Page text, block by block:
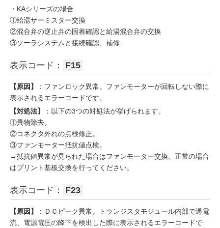
・KAシリーズの場合
①給湯サーミスター交換
②混合弁の逆止弁の固着確認と給湯混合弁の交換
③ソーラシステムと接続確認、補修
表示コード： F15
【原因】
：ファンロック異常。ファンモーターが回転しない際に
表示されるエラーコードです。
【対処法】
：以下の3つの対処法が挙げられます。
①異物除去。
②コネクタ外れの点検修正。
③ファンモーター抵抗値点検。
→抵抗値異常が見られた場合はファンモーター交換。正常の場合
はプリント基板交換を行ってください。
表示コード： F23
【原因】
：ＤＣピーク異常。トランジスタモジュール内部で過電
流、電源電圧の降下を検出した際に表示されるエラーコードで